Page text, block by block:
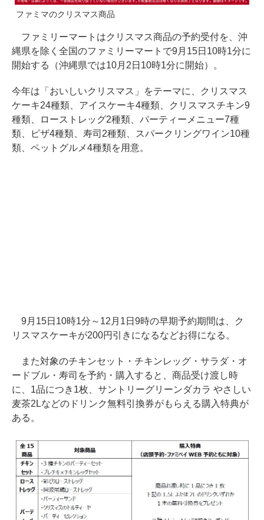
ファミマのクリスマス商品
ファミリーマートはクリスマス商品の予約受付を、沖
縄県を除く全国のファミリーマートで9月15日10時1分に
開始する（沖縄県では10月2日10時1分に開始）。
今年は「おいしいクリスマス」をテーマに、クリスマス
ケーキ24種類、アイスケーキ4種類、クリスマスチキン9
種類、ローストレッグ2種類、パーティーメニュー7種
類、ピザ4種類、寿司2種類、スパークリングワイン10種
類、ペットグルメ4種類を用意。
9月15日10時1分～12月1日9時の早期予約期間は、ク
リスマスケーキが200円引きになるなどお得になる。
また対象のチキンセット・チキンレッグ・サラダ・オ
ードブル・寿司を予約・購入すると、商品受け渡し時
に、1品につき1枚、サントリーグリーンダカラ やさしい
麦茶2Lなどのドリンク無料引換券がもらえる購入特典が
ある。